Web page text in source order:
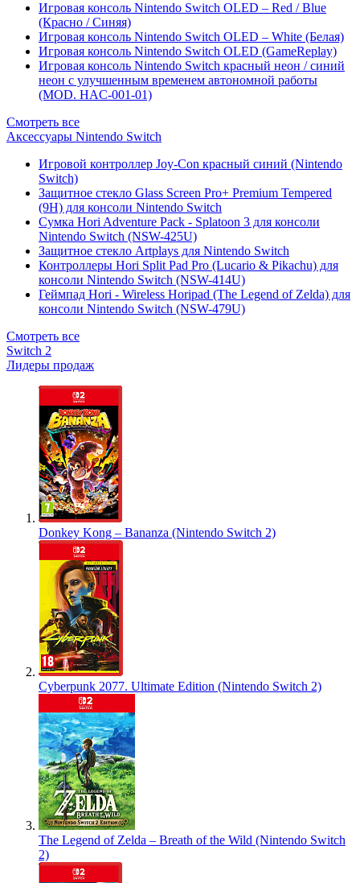
Игровая консоль Nintendo Switch OLED – Red / Blue
(Красно / Синяя)
Игровая консоль Nintendo Switch OLED – White (Белая)
Игровая консоль Nintendo Switch OLED (GameReplay)
Игровая консоль Nintendo Switch красный неон / синий
неон с улучшенным временем автономной работы
(MOD. HAC-001-01)
Смотреть все
Аксессуары Nintendo Switch
Игровой контроллер Joy-Con красный синий (Nintendo
Switch)
Защитное стекло Glass Screen Pro+ Premium Tempered
(9H) для консоли Nintendo Switch
Сумка Hori Adventure Pack - Splatoon 3 для консоли
Nintendo Switch (NSW-425U)
Защитное стекло Artplays для Nintendo Switch
Контроллеры Hori Split Pad Pro (Lucario & Pikachu) для
консоли Nintendo Switch (NSW-414U)
Геймпад Hori - Wireless Horipad (The Legend of Zelda) для
консоли Nintendo Switch (NSW-479U)
Смотреть все
Switch 2
Лидеры продаж
Donkey Kong – Bananza (Nintendo Switch 2)
Cyberpunk 2077. Ultimate Edition (Nintendo Switch 2)
The Legend of Zelda – Breath of the Wild (Nintendo Switch
2)